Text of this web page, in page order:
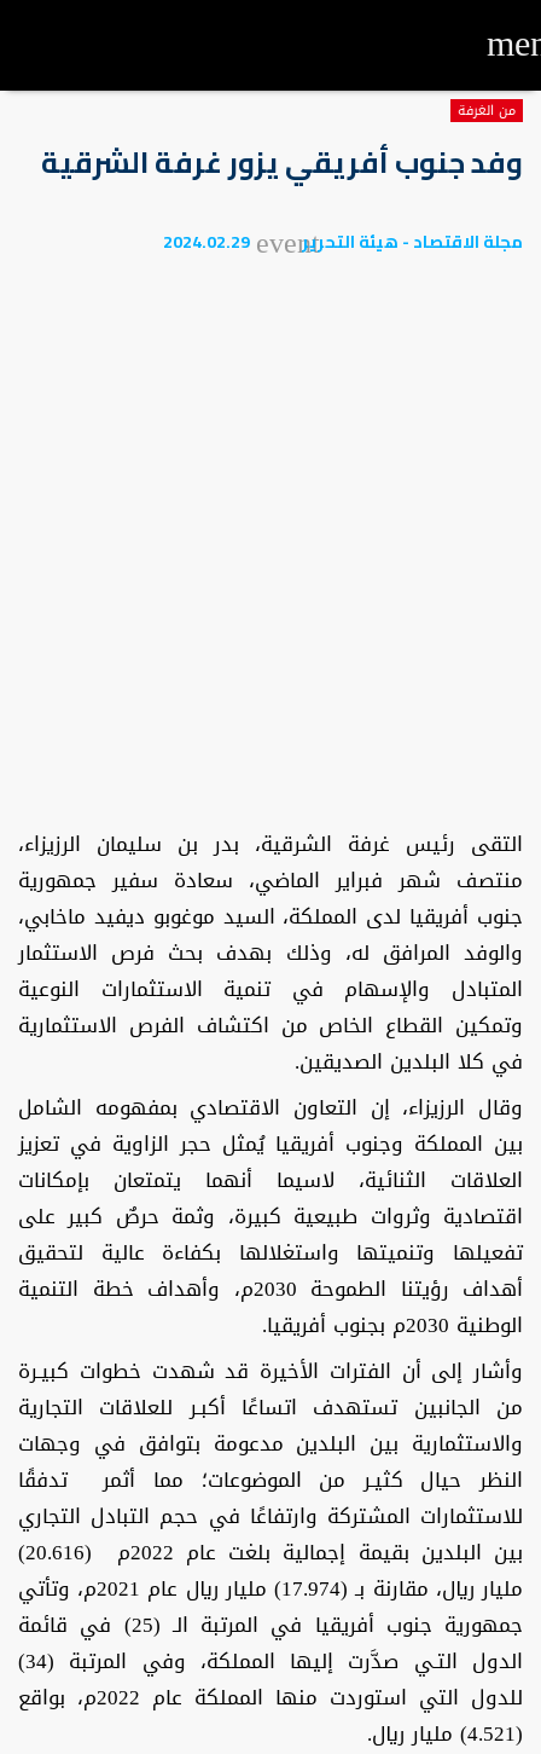
من الغرفة
وفد جنوب أفريقي يزور غرفة الشرقية
مجلة الاقتصاد - هيئة التحريرevent
2024.02.29
التقى رئيس غرفة الشرقية، بدر بن سليمان الرزيزاء،
منتصف شهر فبراير الماضي، سعادة سفير جمهورية
جنوب أفريقيا لدى المملكة، السيد موغوبو ديفيد ماخابي،
والوفد المرافق له، وذلك بهدف بحث فرص الاستثمار
المتبادل والإسهام في تنمية الاستثمارات النوعية
وتمكين القطاع الخاص من اكتشاف الفرص الاستثمارية
في كلا البلدين الصديقين.
وقال الرزيزاء، إن التعاون الاقتصادي بمفهومه الشامل
بين المملكة وجنوب أفريقيا يُمثل حجر الزاوية في تعزيز
العلاقات الثنائية، لاسيما أنهما يتمتعان بإمكانات
اقتصادية وثروات طبيعية كبيرة، وثمة حرصٌ كبير على
تفعيلها وتنميتها واستغلالها بكفاءة عالية لتحقيق
أهداف رؤيتنا الطموحة 2030م، وأهداف خطة التنمية
الوطنية 2030م بجنوب أفريقيا.
وأشار إلى أن الفترات الأخيرة قد شهدت خطوات كبيـرة
من الجانبين تستهدف اتساعًا أكبـر للعلاقات التجارية
والاستثمارية بين البلدين مدعومة بتوافق في وجهات
النظر حيال كثيـر من الموضوعات؛ مما أثمر تدفقًا
للاستثمارات المشتركة وارتفاعًا في حجم التبادل التجاري
بين البلدين بقيمة إجمالية بلغت عام 2022م (20.616)
مليار ريال، مقارنة بـ (17.974) مليار ريال عام 2021م، وتأتي
جمهورية جنوب أفريقيا في المرتبة الـ (25) في قائمة
الدول التـي صدَّرت إليها المملكة، وفي المرتبة (34)
للدول التي استوردت منها المملكة عام 2022م، بواقع
(4.521) مليار ريال.